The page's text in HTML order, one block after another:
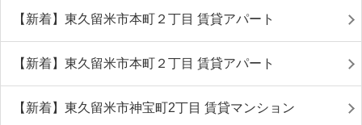
【新着】東久留米市本町２丁目 賃貸アパート
【新着】東久留米市本町２丁目 賃貸アパート
【新着】東久留米市神宝町2丁目 賃貸マンション